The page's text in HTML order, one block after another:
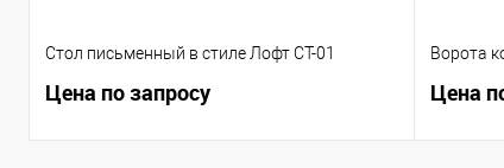
Стол письменный в стиле Лофт СТ-01
Цена по запросу
Ворота
Цена